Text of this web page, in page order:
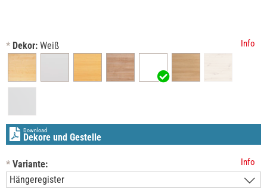
* Dekor: Weiß Info
Download
Dekore und Gestelle
* Variante: Info